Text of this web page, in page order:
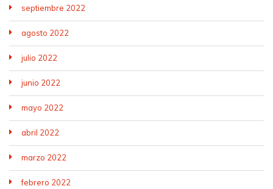
septiembre 2022
agosto 2022
julio 2022
junio 2022
mayo 2022
abril 2022
marzo 2022
febrero 2022